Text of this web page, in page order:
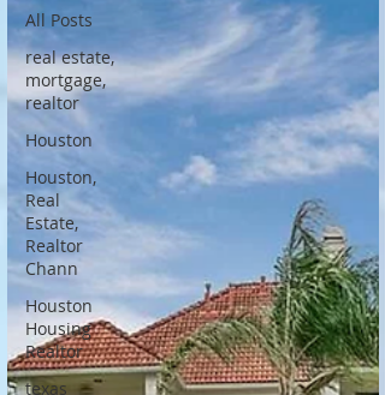
All Posts
real estate,
mortgage,
realtor
Houston
Houston,
Real
Estate,
Realtor
Chann
Houston
Housing
Realtor
texas